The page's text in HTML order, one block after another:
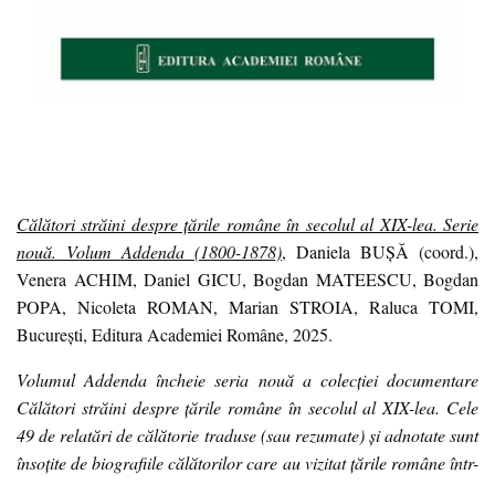
Călători străini despre țările române în secolul al XIX-lea. Serie
nouă. Volum Addenda (1800-1878), Daniela BUȘĂ (coord.),
Venera ACHIM, Daniel GICU, Bogdan MATEESCU, Bogdan
POPA, Nicoleta ROMAN, Marian STROIA, Raluca TOMI,
București, Editura Academiei Române, 2025.
Volumul Addenda încheie seria nouă a colecției documentare
Călători străini despre țările române în secolul al XIX-lea. Cele
49 de relatări de călătorie traduse (sau rezumate) și adnotate sunt
însoțite de biografiile călătorilor care au vizitat țările române într-